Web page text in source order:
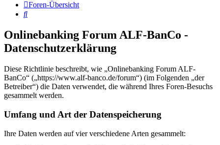
Foren-Übersicht
Suche
Onlinebanking Forum ALF-BanCo -
Datenschutzerklärung
Diese Richtlinie beschreibt, wie „Onlinebanking Forum ALF-
BanCo“ („https://www.alf-banco.de/forum“) (im Folgenden „der
Betreiber“) die Daten verwendet, die während Ihres Foren-Besuchs
gesammelt werden.
Umfang und Art der Datenspeicherung
Ihre Daten werden auf vier verschiedene Arten gesammelt: